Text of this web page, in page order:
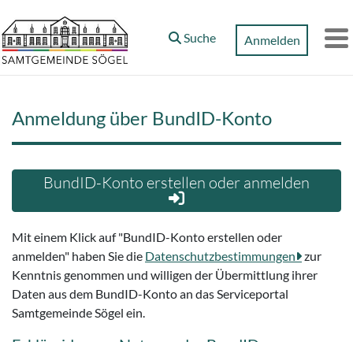
Zum Hauptinhalt springen
Suche Anmelden
Anmeldung über BundID-Konto
Mit einem Klick auf "BundID-Konto erstellen oder
anmelden" haben Sie die Datenschutzbestimmungen
zur
Kenntnis genommen und willigen der Übermittlung ihrer
Daten aus dem BundID-Konto an das Serviceportal
Samtgemeinde Sögel ein.